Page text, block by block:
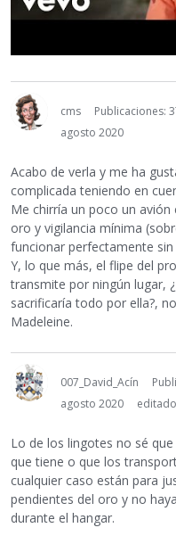
cms
Publicaciones:
agosto 2020
Acabo de verla y me ha
complicada teniendo en
Me chirría un poco un
oro y vigilancia mínima
funcionar perfectamente sin
Y, lo que más, el flipe del
transmite por ningún lugar,
sacrificaría todo por ella?,
Madeleine.
007_David_Acín
agosto 2020
Lo de los lingotes no sé
que tiene o que los
cualquier caso están para
pendientes del oro y no
durante el hangar.